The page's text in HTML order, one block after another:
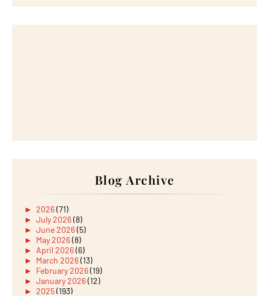
Blog Archive
► 2026(71)
► July 2026(8)
► June 2026(5)
► May 2026(8)
► April 2026(6)
► March 2026(13)
► February 2026(19)
► January 2026(12)
► 2025(193)